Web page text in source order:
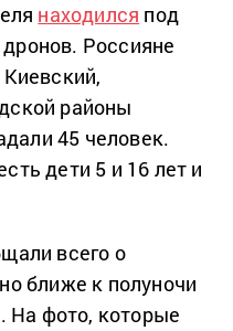
находился под
Россияне
районы
45 человек.
дети 5 и 16 лет и
всего о
ближе к полуночи
На фото, которые